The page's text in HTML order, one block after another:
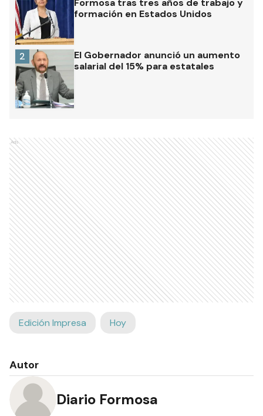
Formosa tras tres años de trabajo y
formación en Estados Unidos
El Gobernador anunció un aumento
salarial del 15% para estatales
2
Ads
Edición Impresa Hoy
Autor
Diario Formosa